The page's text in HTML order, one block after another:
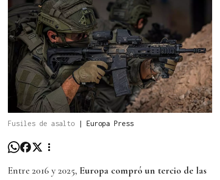
Fusiles de asalto | Europa Press
Entre 2016 y 2025, Europa compró un tercio de las